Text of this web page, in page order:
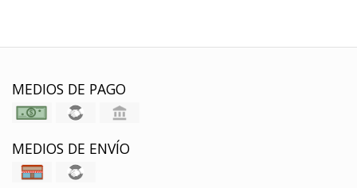
MEDIOS DE PAGO
MEDIOS DE ENVÍO